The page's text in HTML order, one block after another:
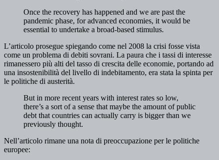
Once the recovery has happened and we are past the
pandemic phase, for advanced economies, it would be
essential to undertake a broad-based stimulus.
L’articolo prosegue spiegando come nel 2008 la crisi fosse vista
come un problema di debiti sovrani. La paura che i tassi di interesse
rimanessero più alti del tasso di crescita delle economie, portando ad
una insostenibilità del livello di indebitamento, era stata la spinta per
le politiche di austerità.
But in more recent years with interest rates so low,
there’s a sort of a sense that maybe the amount of public
debt that countries can actually carry is bigger than we
previously thought.
Nell’articolo rimane una nota di preoccupazione per le politiche
europee: